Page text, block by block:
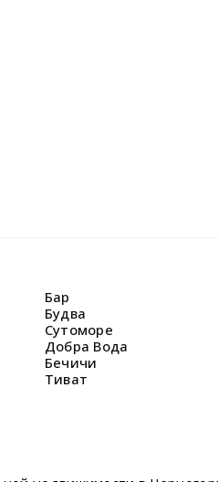
Бар
Будва
Сутоморе
Добра Вода
Бечичи
Тиват